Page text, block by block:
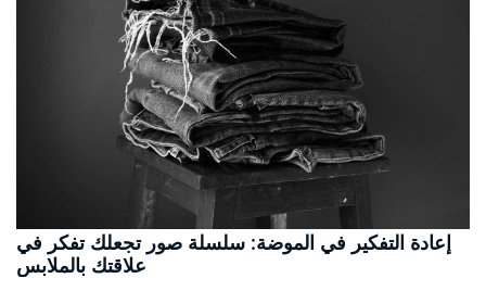
إعادة التفكير في الموضة: سلسلة صور تجعلك تفكر في
علاقتك بالملابس